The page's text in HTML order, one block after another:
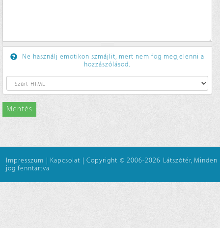
Ne használj emotikon szmájlit, mert nem fog megjelenni a
hozzászólásod.
Mentés
Impresszum | Kapcsolat | Copyright © 2006-2026 Látszótér, Minden
jog fenntartva